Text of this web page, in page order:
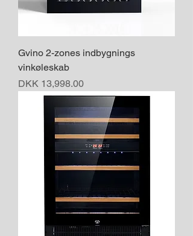
Gvino 2-zones indbygnings
vinkøleskab
Price
DKK 13,998.00